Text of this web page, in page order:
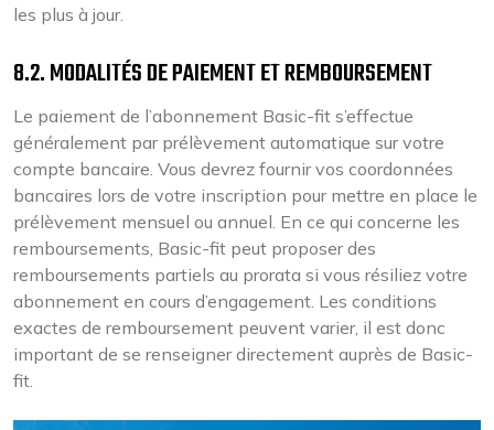
les plus à jour.
8.2. MODALITÉS DE PAIEMENT ET REMBOURSEMENT
Le paiement de l’abonnement Basic-fit s’effectue
généralement par prélèvement automatique sur votre
compte bancaire. Vous devrez fournir vos coordonnées
bancaires lors de votre inscription pour mettre en place le
prélèvement mensuel ou annuel. En ce qui concerne les
remboursements, Basic-fit peut proposer des
remboursements partiels au prorata si vous résiliez votre
abonnement en cours d’engagement. Les conditions
exactes de remboursement peuvent varier, il est donc
important de se renseigner directement auprès de Basic-
fit.